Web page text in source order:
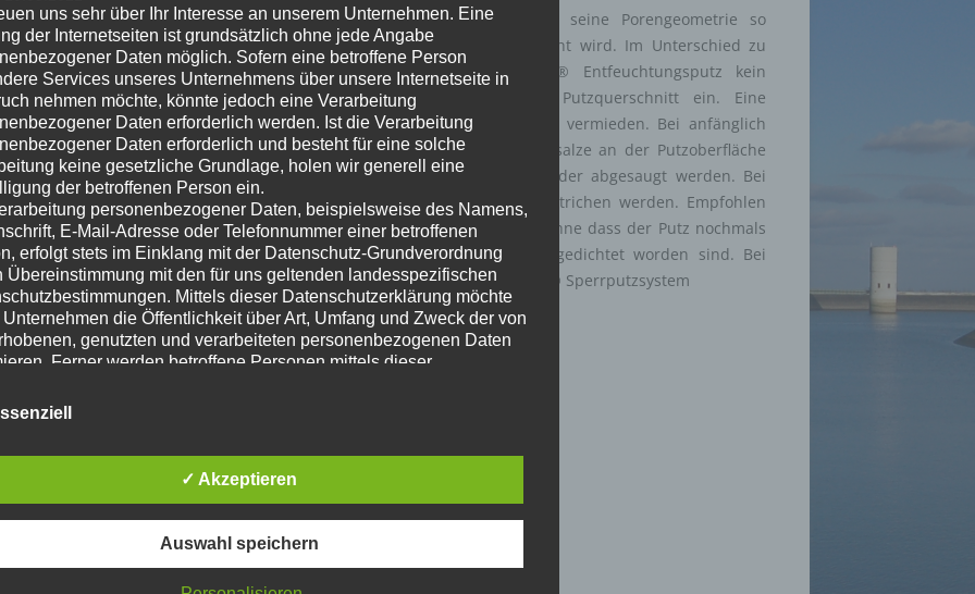
SOTANO® Entfeuchtungsputz auf Microporenbasis ist durch seine Porengeometrie so
eingestellt, dass ein Optimum an Entfeuchtungsleistung erreicht wird. Im Unterschied zu
klassischen diffusionsoffenen Sanierputzen ist der SOTANO® Entfeuchtungsputz kein
Salzspeicher- oder Opferputz und lagert keine Salze im Putzquerschnitt ein. Eine
hygroskopische Feuchtigkeit im Putzquerschnitt wird hierdurch vermieden. Bei anfänglich
hoher Feuchtigkeits- und Salzbelastung können die Mauerwerksalze an der Putzoberfläche
kristallisieren. Diese können von der Oberfläche abgebürstet oder abgesaugt werden. Bei
abnehmender Feuchte kann der Putz mit einer Silikatfarbe gestrichen werden. Empfohlen
wird die Verarbeitung auf Wandflächen die abtrocknen sollen, ohne dass der Putz nochmals
erneuert werden muss, z. B. Kellerwände, die von außen abgedichtet worden sind. Bei
dauerhaft durchfeuchteten Wänden empfehlen wir das SOTANO® Sperrputzsystem
uns sehr über Ihr Interesse an unserem Unternehmen. Eine
der Internetseiten ist grundsätzlich ohne jede Angabe
Daten möglich. Sofern eine betroffene Person
Services unseres Unternehmens über unsere Internetseite in
nehmen möchte, könnte jedoch eine Verarbeitung
Daten erforderlich werden. Ist die Verarbeitung
Daten erforderlich und besteht für eine solche
keine gesetzliche Grundlage, holen wir generell eine
der betroffenen Person ein.
personenbezogener Daten, beispielsweise des Namens,
E-Mail-Adresse oder Telefonnummer einer betroffenen
erfolgt stets im Einklang mit der Datenschutz-Grundverordnung
Übereinstimmung mit den für uns geltenden landesspezifischen
Mittels dieser Datenschutzerklärung möchte
Unternehmen die Öffentlichkeit über Art, Umfang und Zweck der von
genutzten und verarbeiteten personenbezogenen Daten
Ferner werden betroffene Personen mittels dieser
als für die Verarbeitung Verantwortlicher zahlreiche technische
Daten sicherzustellen. Dennoch können
Datenübertragungen grundsätzlich Sicherheitslücken
Grund steht es jeder betroffenen Person frei,
Daten auch auf alternativen Wegen, beispielsweise
✓ Akzeptieren
Auswahl speichern